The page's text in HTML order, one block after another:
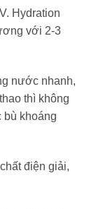
Hydration
với 2-3
nước nhanh,
thì không
khoáng
điện giải,